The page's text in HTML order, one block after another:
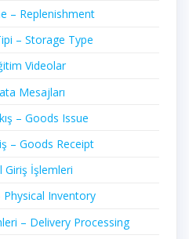
– Replenishment
– Storage Type
Videolar
Mesajları
– Goods Issue
– Goods Receipt
Giriş İşlemleri
Physical Inventory
– Delivery Processing